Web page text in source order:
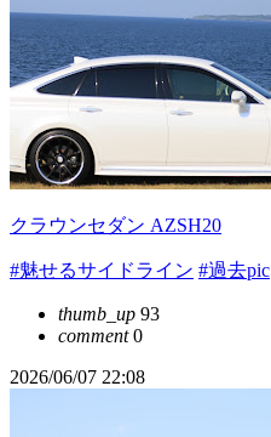
クラウンセダン AZSH20
#魅せるサイドライン #過去pic
thumb_up 93
comment0
2026/06/07 22:08